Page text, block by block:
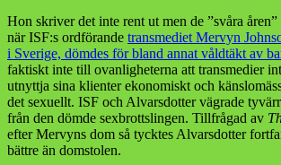
Hon skriver det inte rent ut men de ”svåra
när ISF:s ordförande transmediet Mervyn
i Sverige, dömdes för bland annat våldtäkt av
faktiskt inte till ovanligheterna att transmedier
utnyttja sina klienter ekonomiskt och
det sexuellt. ISF och Alvarsdotter vägrade
från den dömde sexbrottslingen. Tillfrågad av
efter Mervyns dom så tycktes Alvarsdotter
bättre än domstolen.